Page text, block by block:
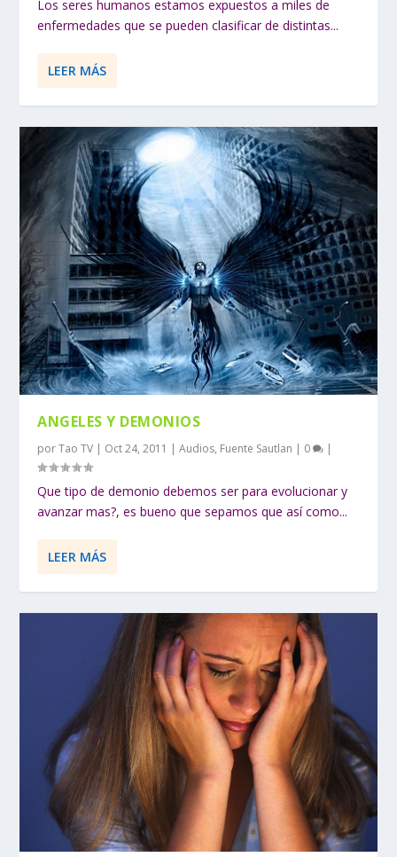
Los seres humanos estamos expuestos a miles de
enfermedades que se pueden clasificar de distintas...
LEER MÁS
ANGELES Y DEMONIOS
porTao TV | Oct 24, 2011 |Audios, Fuente Sautlan | 0 |
Que tipo de demonio debemos ser para evolucionar y
avanzar mas?, es bueno que sepamos que así como...
LEER MÁS